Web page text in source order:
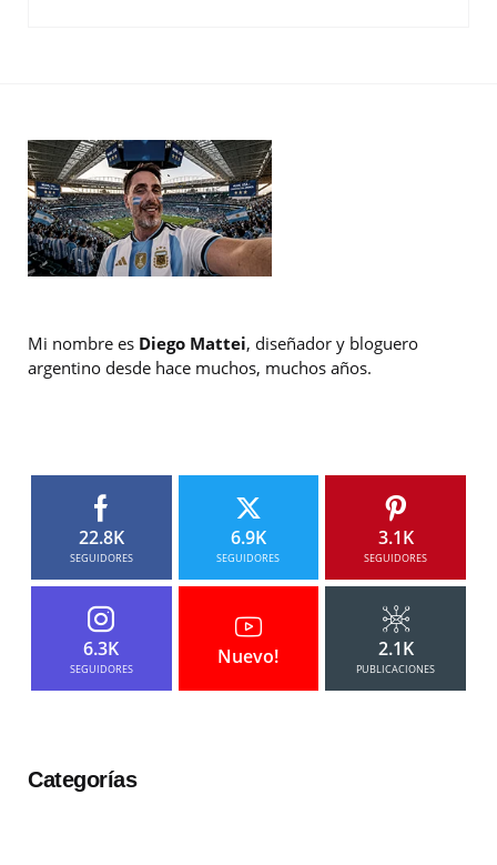
Mi nombre es Diego Mattei, diseñador y bloguero
argentino desde hace muchos, muchos años.
22.8K
SEGUIDORES
6.9K
SEGUIDORES
3.1K
SEGUIDORES
6.3K
SEGUIDORES
Nuevo! 2.1K
PUBLICACIONES
Categorías